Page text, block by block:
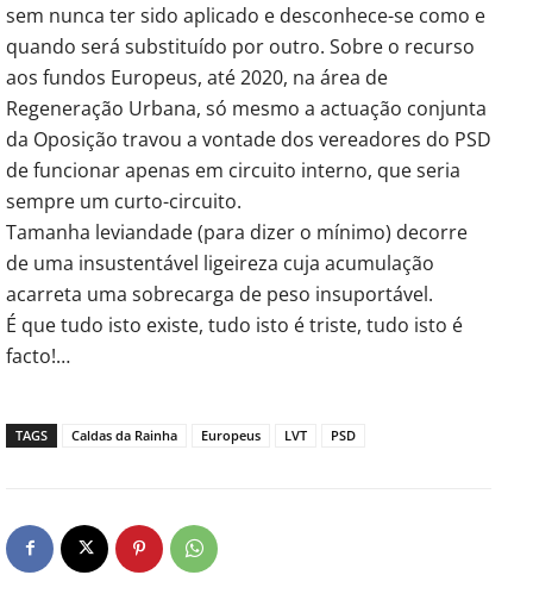
sem nunca ter sido aplicado e desconhece-se como e
quando será substituído por outro. Sobre o recurso
aos fundos Europeus, até 2020, na área de
Regeneração Urbana, só mesmo a actuação conjunta
da Oposição travou a vontade dos vereadores do PSD
de funcionar apenas em circuito interno, que seria
sempre um curto-circuito.
Tamanha leviandade (para dizer o mínimo) decorre
de uma insustentável ligeireza cuja acumulação
acarreta uma sobrecarga de peso insuportável.
É que tudo isto existe, tudo isto é triste, tudo isto é
facto!…
TAGS Caldas da Rainha Europeus LVT PSD